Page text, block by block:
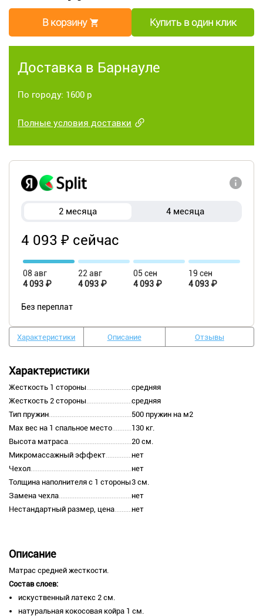
В корзину Купить в один клик
Доставка в Барнауле
По городу: 1600 р
Полные условия доставки
2 месяца 4 месяца
4 093 ₽ сейчас
08 авг
4 093 ₽
22 авг
4 093 ₽
05 сен
4 093 ₽
19 сен
4 093 ₽
Без переплат
Характеристики Описание Отзывы
Характеристики
Жесткость 1 стороны
средняя
Жесткость 2 стороны
средняя
Тип пружин
500 пружин на м2
Max вес на 1 спальное место
130 кг.
Высота матраса
20 см.
Микромассажный эффект
нет
Чехол
нет
Толщина наполнителя с 1 стороны3 см.
Замена чехла
нет
Нестандартный размер, цена
нет
Описание
Матрас средней жесткости.
Состав слоев:
искуственный латекс 2 см.
натуральная кокосовая койра 1 см.